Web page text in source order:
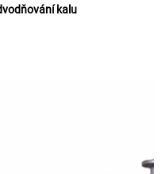
kalu